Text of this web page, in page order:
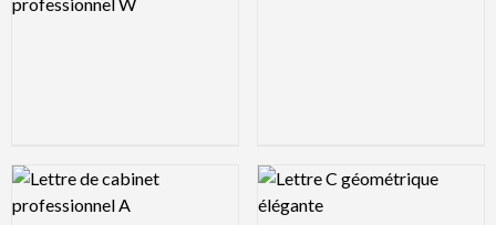
Logo Preview Image Logo Preview Image